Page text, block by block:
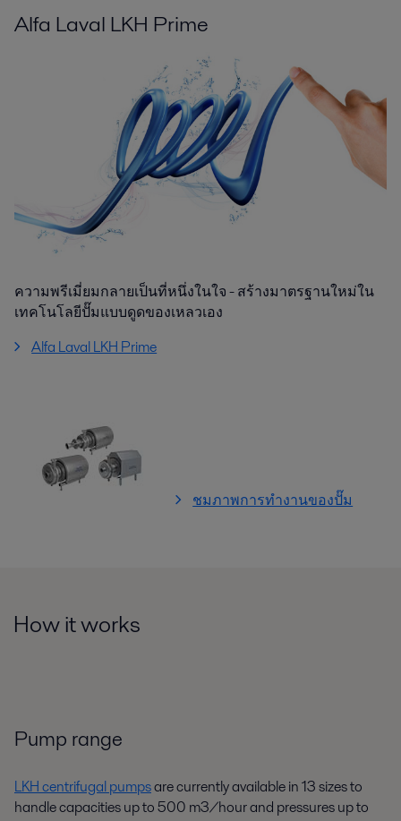
Alfa Laval LKH Prime
ความพรีเมี่ยมกลายเป็นที่หนึ่งในใจ - สร้างมาตรฐานใหม่ใน
เทคโนโลยีปั๊มแบบดูดของเหลวเอง
Alfa Laval LKH Prime
ชมภาพการทำงานของปั๊ม
How it works
Pump range
LKH centrifugal pumpsare currently available in 13 sizes to
handle capacities up to 500 m3/hour and pressures up to